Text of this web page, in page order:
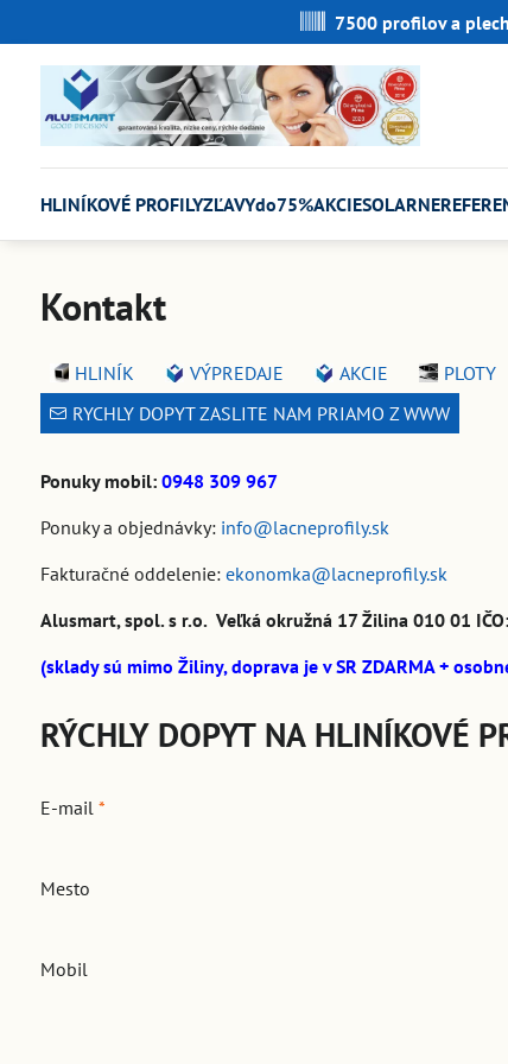
7500 profilov a
HLINÍKOVÉ PROFILYZĽAVYdo75%AKCIESOLARNE
Kontakt
HLINÍK VÝPREDAJE AKCIE PLOTY
RYCHLY DOPYT ZASLITE NAM PRIAMO Z WWW
Ponuky mobil: 0948 309 967
Ponuky a objednávky: info@lacneprofily.sk
Fakturačné oddelenie: ekonomka@lacneprofily.sk
Alusmart, spol. s r.o. Veľká okružná 17 Žilina 010 01
(sklady sú mimo Žiliny, doprava je v SR ZDARMA +
RÝCHLY DOPYT NA HLINÍKOVÉ
E-mail *
Mesto
Mobil